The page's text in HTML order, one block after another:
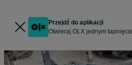
Przejdź do aplikacji
Otwieraj OLX jednym